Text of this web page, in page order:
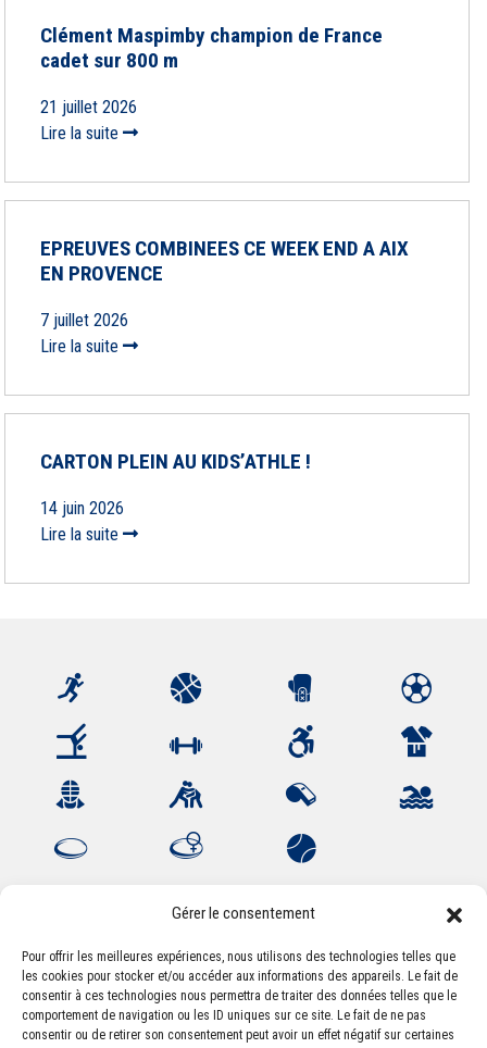
Gérer le consentement
Pour offrir les meilleures expériences, nous utilisons des technologies telles que
les cookies pour stocker et/ou accéder aux informations des appareils. Le fait de
consentir à ces technologies nous permettra de traiter des données telles que le
comportement de navigation ou les ID uniques sur ce site. Le fait de ne pas
consentir ou de retirer son consentement peut avoir un effet négatif sur certaines
Clément Maspimby champion de France
cadet sur 800 m
21 juillet 2026
Lire la suite
EPREUVES COMBINEES CE WEEK END A AIX
EN PROVENCE
7 juillet 2026
Lire la suite
CARTON PLEIN AU KIDS’ATHLE !
14 juin 2026
Lire la suite
Association Sportive Montferrandaise
84, boulevard Léon Jouhaux
CS 80221 - 63021 Clermont-Ferrand Cedex 2